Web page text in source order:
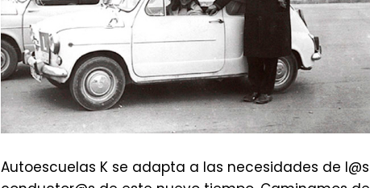
Autoescuelas K se adapta a las necesidades de l@s